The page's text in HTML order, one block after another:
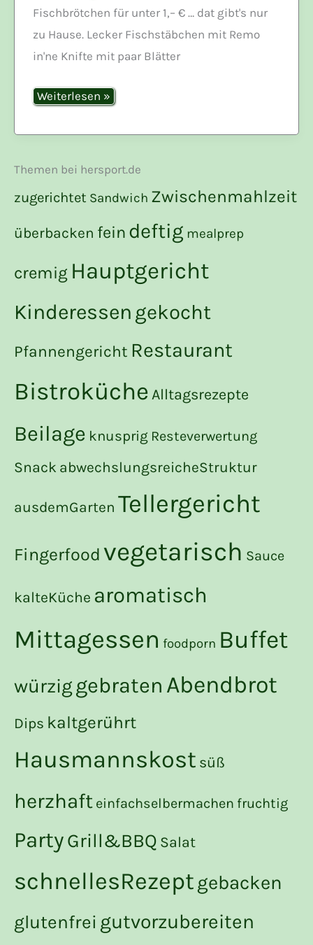
Fischbrötchen für unter 1,– € … dat gibt's nur
zu Hause. Lecker Fischstäbchen mit Remo
in'ne Knifte mit paar Blätter
Fischburger
Weiterlesen »
Themen bei hersport.de
zugerichtet Sandwich Zwischenmahlzeit
überbacken fein deftig mealprep
cremig Hauptgericht
Kinderessen gekocht
Pfannengericht Restaurant
Bistroküche Alltagsrezepte
Beilage knusprig Resteverwertung
Snack abwechslungsreicheStruktur
ausdemGarten Tellergericht
Fingerfood vegetarisch Sauce
kalteKüche aromatisch
Mittagessen foodporn Buffet
würzig gebraten Abendbrot
Dips kaltgerührt
Hausmannskost süß
herzhaft einfachselbermachen fruchtig
PartyGrill&BBQ Salat
schnellesRezeptgebacken
glutenfrei gutvorzubereiten